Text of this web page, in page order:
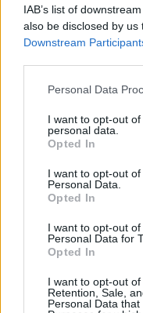
IAB’s list of
also be disclosed by
Downstream
Personal Data
I want to opt-out
personal data.
Opted In
I want to opt-out
Personal Data.
Opted In
I want to opt-out
Personal Data for
Opted In
I want to opt-out of
Retention, Sale,
Personal Data
Letra La Tóxica (ft.
Letra No me digan
Letra Te quise tanto